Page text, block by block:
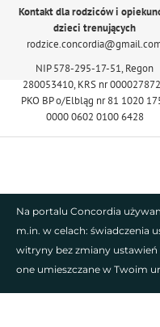
Kontakt dla rodziców i
dzieci trenujących
NIP 578-295-17-51, Regon
280053410, KRS nr
PKO BP o/Elbląg nr 81 1020
0000 0602 0100 6428
Na portalu Concordia
m.in. w celach: świadczenia
witryny bez zmiany ustawień
one umieszczane w Twoim